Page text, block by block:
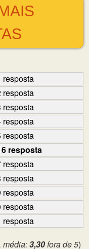
resposta
resposta
resposta
resposta
resposta
resposta
resposta
resposta
resposta
resposta
resposta
3,30fora de 5)